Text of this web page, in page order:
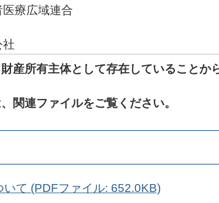
療広域連合
社
ス株式会社
産所有主体として存在していることか
関連ファイルをご覧ください。
て (PDFファイル: 652.0KB)